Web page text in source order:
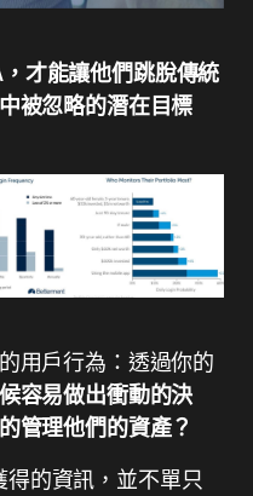
才能讓他們跳脫傳統
被忽略的潛在目標
用戶行為：透過你的
容易做出衝動的決
管理他們的資產？
的資訊，並不單只